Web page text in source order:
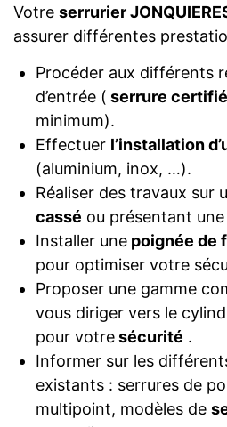
Votre serrurier
assurer différentes
Procéder aux différents
d’entrée ( serrure
minimum).
Effectuer l’installation
(aluminium, inox, …).
Réaliser des travaux sur
cassé ou présentant
Installer unepoignée de
pour optimiser votre
Proposer une gamme
vous diriger vers le
pour votresécurité .
Informer sur les
existants : serrures de
multipoint, modèles de